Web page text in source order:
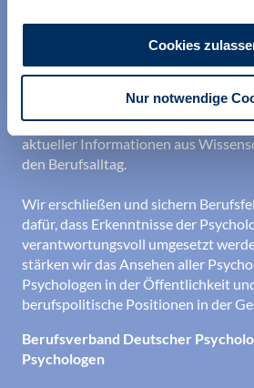
Cookies
Nur notwendige
Wir unterstützen alle
ihrer Berufsausübung und bei der
anderem durch Orientierung beim
Existenz sowie durch die
aktueller Informationen aus
den Berufsalltag.
Wir erschließen und sichern
dafür, dass Erkenntnisse der
verantwortungsvoll umgesetzt
stärken wir das Ansehen aller
Psychologen in der Öffentlichkeit
berufspolitische Positionen in der
Berufsverband Deutscher
Psychologen